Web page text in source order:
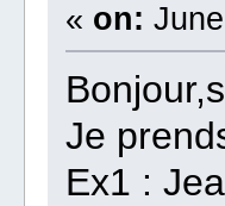
« on:
Bonjour,s
Je
Ex1 :